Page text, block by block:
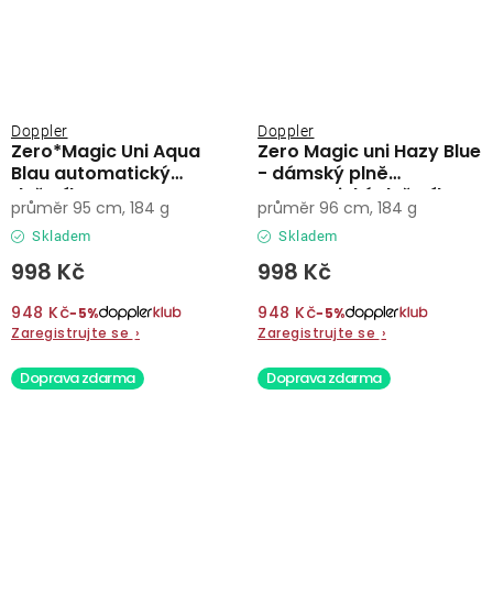
Zero*Magic Uni Aqua
Blau automatický
deštník
Doppler
Skladem
998 Kč
948 Kč−5%
Zaregistrujte se ›
průměr 95 cm, 184 g
Zero Magic uni Hazy Blue
- dámský plně
automatický deštník
Doppler
Skladem
998 Kč
948 Kč−5%
Zaregistrujte se ›
průměr 96 cm, 184 g
Doprava zdarma Doprava zdarma